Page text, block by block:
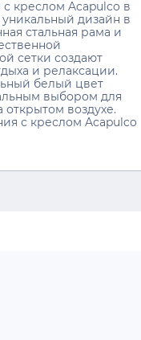
креслом Acapulco в
дизайн в
стальная рама и
сетки создают
и релаксации.
белый цвет
выбором для
воздухе.
с креслом Acapulco